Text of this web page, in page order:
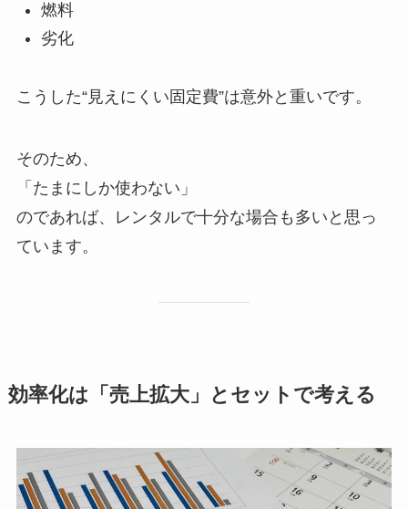
燃料
劣化
こうした“見えにくい固定費”は意外と重いです。
そのため、
「たまにしか使わない」
のであれば、レンタルで十分な場合も多いと思っ
ています。
効率化は「売上拡大」とセットで考える